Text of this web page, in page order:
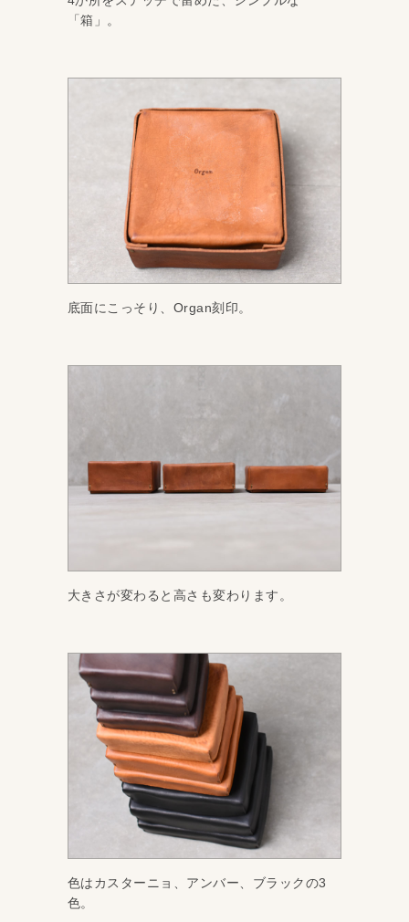
「箱」。
底面にこっそり、Organ刻印。
大きさが変わると高さも変わります。
色はカスターニョ、アンバー、ブラックの3
色。